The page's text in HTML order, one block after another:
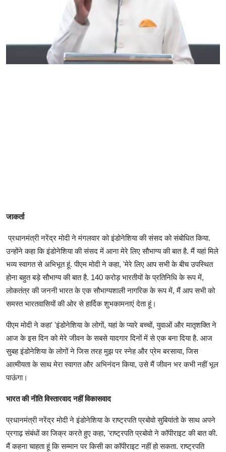
जाकर्ता
प्रधानमंत्री नरेंद्र मोदी ने मंगलवार को इंडोनेशिया की संसद को संबोधित किया.
उन्होंने कहा कि इं​डोनेशिया की संसद में आना मेरे लिए सौभाग्य की बात है. मैं यहां मिले
भव्य स्वागत से अभिभूत हूं. पीएम मोदी ने कहा, 'मेरे लिए आप सभी के बीच उपस्थित
होना बहुत बड़े सौभाग्य की बात है. 140 करोड़ भारतीयों के प्रतिनिधि के रूप में,
लोकतंत्र की जननी भारत के एक सौभाग्यशाली नागरिक के रूप में, मैं आप सभी को
समस्त भारतवासियों की ओर से हार्दिक शुभकामनाएं देता हूं।
पीएम मोदी ने कहा' 'इंडोनेशिया के लोगों, यहां के प्यारे बच्चों, युवाओं और मातृशक्ति ने
आज के इस दिन को मेरे जीवन के सबसे यादगार दिनों में से एक बना दिया है. आज
सुबह इंडोनेशिया के लोगों ने जिस तरह मुझ पर स्नेह और प्रेम बरसाया, जिस
आत्मीयता के साथ मेरा स्वागत और अभिनंदन किया, उसे मैं जीवन भर कभी नहीं भूल
पाऊंगा।
भारत की नीति विस्तारवाद नहीं विकासवाद
प्रधानमंत्री नरेंद्र मोदी ने इंडोनेशिया के राष्ट्रपति प्रबोवो सुबियांतो के साथ अपने
प्रगाढ़ संबंधों का जिक्र करते हुए कहा, 'राष्ट्रपति प्रबोवो ने कॉपीराइट की बात की.
मैं कहना चाहता हूं कि सम्मान पर किसी का कॉपीराइट नहीं हो सकता. राष्ट्रपति